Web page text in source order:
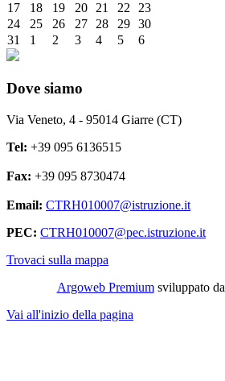
17
18 19 20 21 22
23
24
25 26 27 28 29 30
31
1 2 3 4 5 6
Dove siamo
Via Veneto, 4 - 95014 Giarre (CT)
Tel: +39 095 6136515
Fax: +39 095 8730474
Email: CTRH010007@istruzione.it
PEC: CTRH010007@pec.istruzione.it
Trovaci sulla mappa
Argoweb Premiumsviluppato da
Vai all'inizio della pagina